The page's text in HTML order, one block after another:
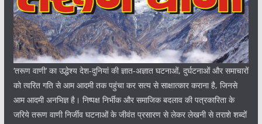
‘तरूण वाणी‘ का उद्धेश्य देश-दुनियां की ज्ञात-अज्ञात घटनाओं, दुर्घटनाओं और समाचारों
को त्वरित गति से आम आदमी तक पहुंचा कर सत्य से साक्षात्कार कराना है, जिनसे
आम आदमी अनभिज्ञ है। निष्पक्ष निर्भीक और समाजिक बदलाव की पत्रकारिता के
जरिये तरूण वाणी निर्जीव घटनाओं के जीवंत प्रसारण से लेकर लेखनी से तराशे शब्दों